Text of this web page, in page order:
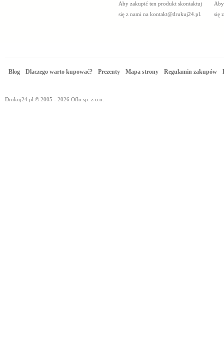
Aby zakupić ten produkt skontaktuj
się z nami na kontakt@drukuj24.pl
się
Blog Dlaczego warto kupować? Prezenty Mapa strony Regulamin zakupów
Drukuj24.pl © 2005 - 2026 Oflo sp. z o.o.